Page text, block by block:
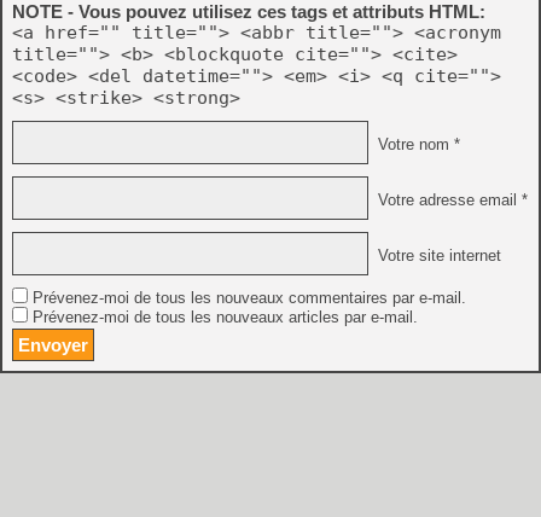
NOTE - Vous pouvez utilisez ces tags et attributs HTML:
<a href="" title=""> <abbr title=""> <acronym
title=""> <b> <blockquote cite=""> <cite>
<code> <del datetime=""> <em> <i> <q cite="">
<s> <strike> <strong>
Votre nom *
Votre adresse email *
Votre site internet
Prévenez-moi de tous les nouveaux commentaires par e-mail.
Prévenez-moi de tous les nouveaux articles par e-mail.